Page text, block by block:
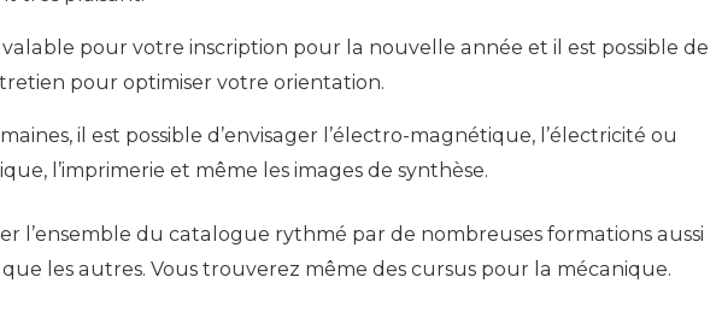
pour votre inscription pour la nouvelle année et il est possible de
pour optimiser votre orientation.
il est possible d’envisager l’électro-magnétique, l’électricité ou
l’imprimerie et même les images de synthèse.
l’ensemble du catalogue rythmé par de nombreuses formations aussi
les autres. Vous trouverez même des cursus pour la mécanique.